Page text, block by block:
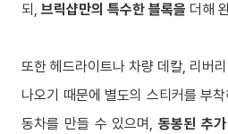
되, 브릭샵만의 특수한 블록을 더해
또한 헤드라이트나 차량 데칼, 리버
나오기 때문에 별도의 스티커를 부
동차를 만들 수 있으며, 동봉된 추